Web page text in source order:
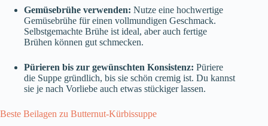
Gemüsebrühe verwenden: Nutze eine hochwertige
Gemüsebrühe für einen vollmundigen Geschmack.
Selbstgemachte Brühe ist ideal, aber auch fertige
Brühen können gut schmecken.
Pürieren bis zur gewünschten Konsistenz: Püriere
die Suppe gründlich, bis sie schön cremig ist. Du kannst
sie je nach Vorliebe auch etwas stückiger lassen.
Beste Beilagen zu Butternut-Kürbissuppe